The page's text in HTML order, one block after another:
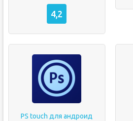
4,2
PS touch для андроид